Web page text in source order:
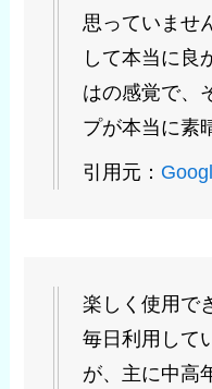
思っていませ
して本当に良
はの感覚で、
プが本当に素
引用元：
楽しく使用で
毎日利用して
が、主に中高